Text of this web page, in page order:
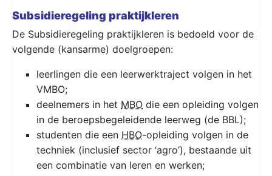
Subsidieregeling praktijkleren
De Subsidieregeling praktijkleren is bedoeld voor de
volgende (kansarme) doelgroepen:
leerlingen die een leerwerktraject volgen in het
VMBO;
deelnemers in het MBO die een opleiding volgen
in de beroepsbegeleidende leerweg (de BBL);
studenten die een HBO-opleiding volgen in de
techniek (inclusief sector ‘agro’), bestaande uit
een combinatie van leren en werken;